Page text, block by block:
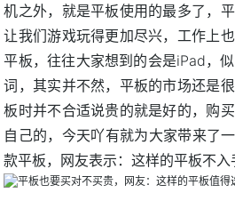
机之外，就是平板使用的最多了，
让我们游戏玩得更加尽兴，工作上
平板，往往大家想到的会是iPad，
词，其实并不然，平板的市场还是
板时并不合适说贵的就是好的，购
自己的，今天吖有就为大家带来了
款平板，网友表示：这样的平板不入